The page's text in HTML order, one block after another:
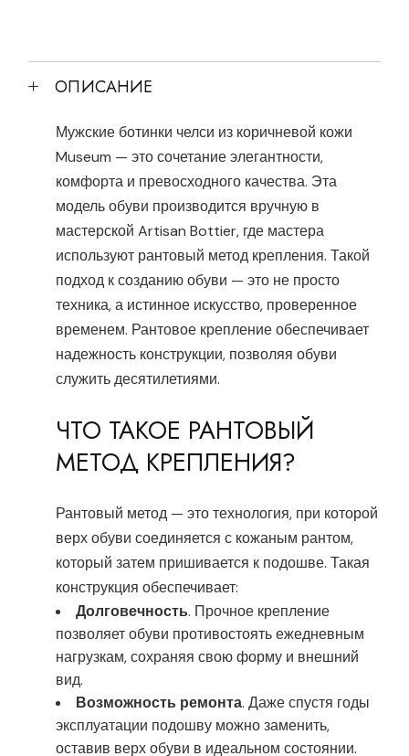
ОПИСАНИЕ
Мужские ботинки челси из коричневой кожи
Museum — это сочетание элегантности,
комфорта и превосходного качества. Эта
модель обуви производится вручную в
мастерской Artisan Bottier, где мастера
используют рантовый метод крепления. Такой
подход к созданию обуви — это не просто
техника, а истинное искусство, проверенное
временем. Рантовое крепление обеспечивает
надежность конструкции, позволяя обуви
служить десятилетиями.
ЧТО ТАКОЕ РАНТОВЫЙ
МЕТОД КРЕПЛЕНИЯ?
Рантовый метод — это технология, при которой
верх обуви соединяется с кожаным рантом,
который затем пришивается к подошве. Такая
конструкция обеспечивает:
Долговечность. Прочное крепление
позволяет обуви противостоять ежедневным
нагрузкам, сохраняя свою форму и внешний
вид.
Возможность ремонта. Даже спустя годы
эксплуатации подошву можно заменить,
оставив верх обуви в идеальном состоянии.